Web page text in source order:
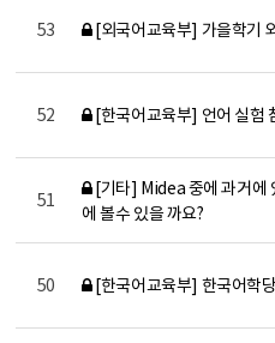
53 [외국어교육부] 가을학기
52 [한국어교육부] 언어 실험
51
[기타] Midea 중에 과거에
에 볼수 있을 까요?
50 [한국어교육부] 한국어학